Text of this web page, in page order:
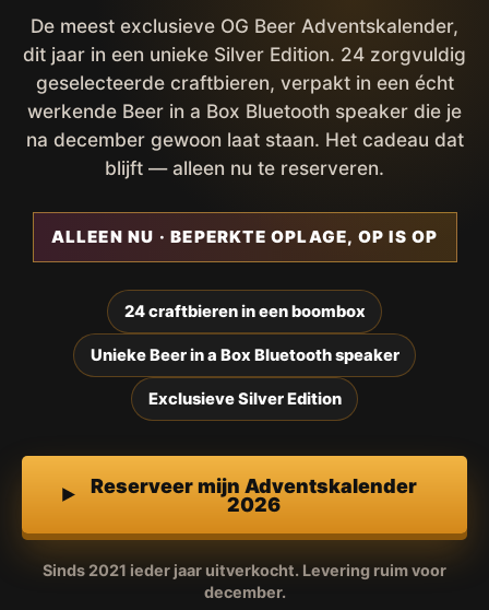
De meest exclusieve OG Beer Adventskalender,
dit jaar in een unieke Silver Edition. 24 zorgvuldig
geselecteerde craftbieren, verpakt in een écht
werkende Beer in a Box Bluetooth speaker die je
na december gewoon laat staan. Het cadeau dat
blijft — alleen nu te reserveren.
ALLEEN NU · BEPERKTE OPLAGE, OP IS OP
24 craftbieren in een boombox
Unieke Beer in a Box Bluetooth speaker
Exclusieve Silver Edition
Reserveer mijn Adventskalender
2026
Sinds 2021 ieder jaar uitverkocht. Levering ruim voor
december.